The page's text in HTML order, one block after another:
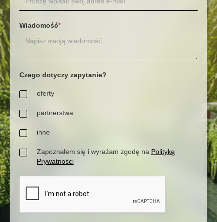
Wiadomość*
Czego dotyczy zapytanie?
oferty
partnerstwa
inne
Zapoznałem się i wyrażam zgodę na Politykę
Prywatności